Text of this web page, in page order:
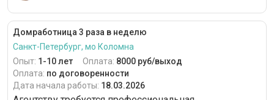
Домработница 3 раза в неделю
Санкт-Петербург, мо Коломна
Опыт: 1-10 лет Оплата: 8000 руб/выход
Оплата: по договоренности
Дата начала работы: 18.03.2026